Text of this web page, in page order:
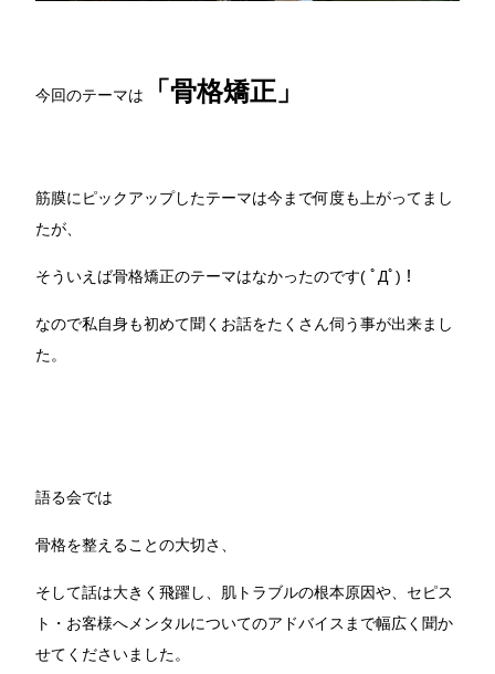
今回のテーマは 「骨格矯正」
筋膜にピックアップしたテーマは今まで何度も上がってまし
たが、
そういえば骨格矯正のテーマはなかったのです( ﾟДﾟ)！
なので私自身も初めて聞くお話をたくさん伺う事が出来まし
た。
語る会では
骨格を整えることの大切さ、
そして話は大きく飛躍し、肌トラブルの根本原因や、セピス
ト・お客様へメンタルについてのアドバイスまで幅広く聞か
せてくださいました。